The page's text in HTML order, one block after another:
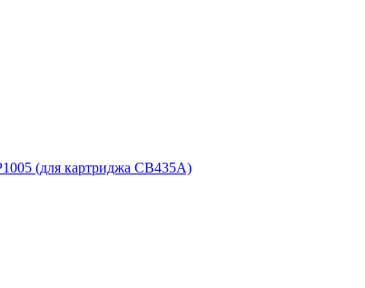
(для картриджа CB435A)